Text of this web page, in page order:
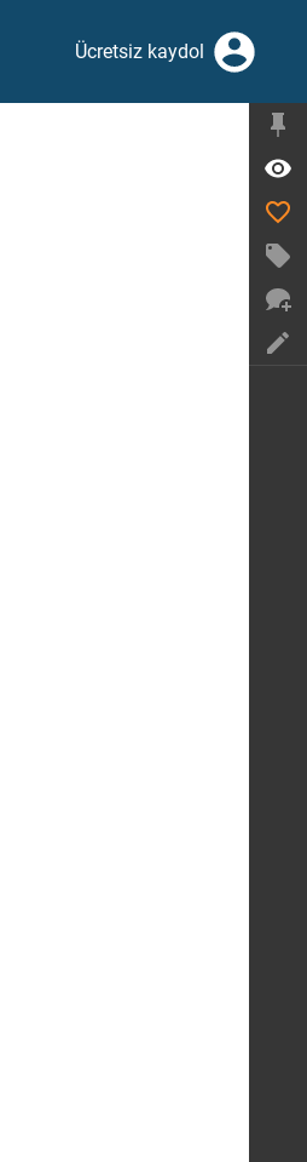
Ücretsiz kaydol